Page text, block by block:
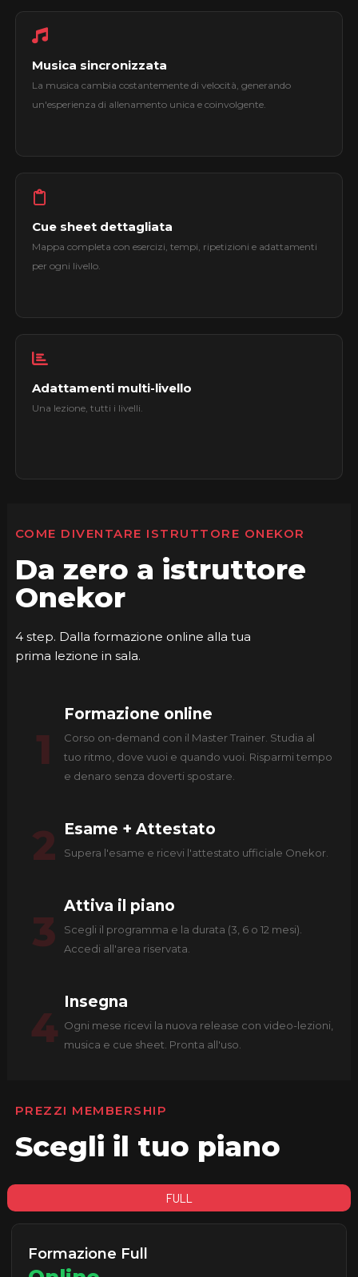
Musica sincronizzata
La musica cambia costantemente di velocità, generando
un'esperienza di allenamento unica e coinvolgente.
Cue sheet dettagliata
Mappa completa con esercizi, tempi, ripetizioni e adattamenti
per ogni livello.
Adattamenti multi-livello
Una lezione, tutti i livelli.
COME DIVENTARE ISTRUTTORE ONEKOR
Da zero a istruttore
Onekor
4 step. Dalla formazione online alla tua
prima lezione in sala.
1
Formazione online
Corso on-demand con il Master Trainer. Studia al
tuo ritmo, dove vuoi e quando vuoi. Risparmi tempo
e denaro senza doverti spostare.
2 Esame + Attestato
Supera l'esame e ricevi l'attestato ufficiale Onekor.
3
Attiva il piano
Scegli il programma e la durata (3, 6 o 12 mesi).
Accedi all'area riservata.
4
Insegna
Ogni mese ricevi la nuova release con video-lezioni,
musica e cue sheet. Pronta all'uso.
PREZZI MEMBERSHIP
Scegli il tuo piano
FULL
Formazione Full